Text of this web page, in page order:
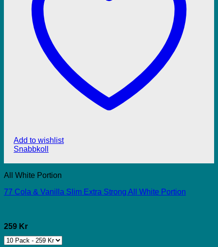
Add to wishlist
Snabbkoll
All White Portion
77 Cola & Vanilla Slim Extra Strong All White Portion
259 Kr